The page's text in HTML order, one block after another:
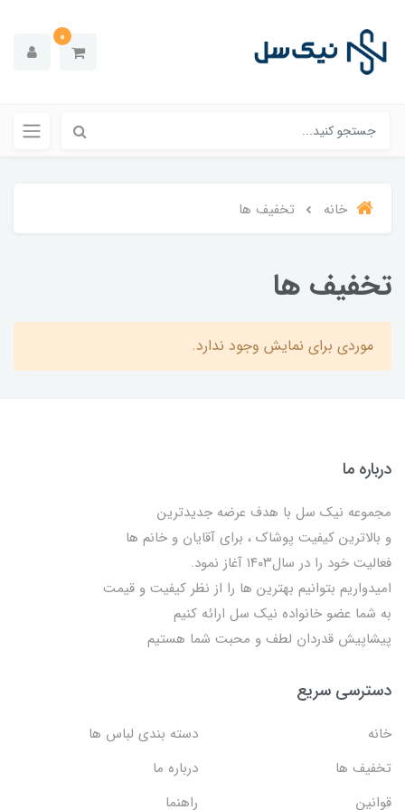
0
خانه تخفیف ها
تخفیف ها
موردی برای نمایش وجود ندارد.
درباره ما
مجموعه نیک سل با هدف عرضه جدیدترین
و بالاترین کیفیت پوشاک ، برای آقایان و خانم ها
فعالیت خود را در سال۱۴۰۳ آغاز نمود.
امیدواریم بتوانیم بهترین ها را از نظر کیفیت و قیمت
به شما عضو خانواده نیک سل ارائه کنیم
پیشاپیش قدردان لطف و محبت شما هستیم
دسترسی سریع
خانه
دسته بندی لباس ها
تخفیف ها
درباره ما
قوانین
راهنما